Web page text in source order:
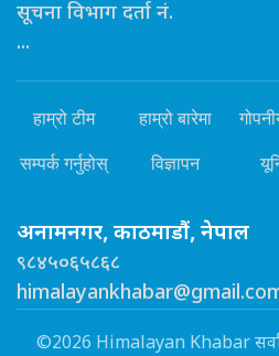
सूचना विभाग दर्ता नं.
...
हाम्रो टीम हाम्रो बारेमा
सम्पर्क गर्नुहोस् विज्ञापन
अनामनगर, काठमाडौं, नेपाल
९८४५०६५८६८
©2026 Himalayan Khabar